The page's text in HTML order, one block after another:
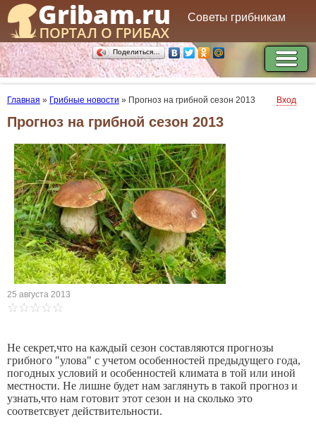
Советы грибникам
Поделиться…
Главная » Грибные новости » Прогноз на грибной сезон 2013 Вход
Прогноз на грибной сезон 2013
25 августа 2013
Не секрет,что на каждый сезон составляются прогнозы
грибного "улова" с учетом особенностей предыдущего года,
погодных условий и особенностей климата в той или иной
местности. Не лишне будет нам заглянуть в такой прогноз и
узнать,что нам готовит этот сезон и на сколько это
соответсвует действительности.